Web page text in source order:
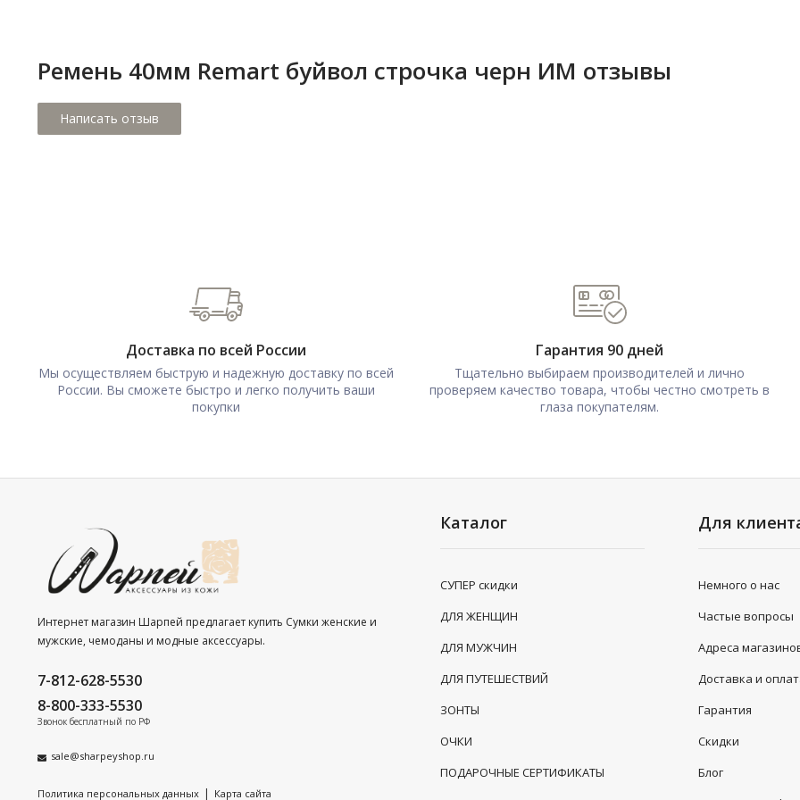
Ремень 40мм Remart буйвол строчка черн ИМ отзывы
Доставка по всей России
Мы осуществляем быструю и надежную доставку по всей
России. Вы сможете быстро и легко получить ваши
покупки
Гарантия 90 дней
Тщательно выбираем производителей и лично
проверяем качество товара, чтобы честно смотреть в
глаза покупателям.
Интернет магазин Шарпей предлагает купить Сумки женские и
мужские, чемоданы и модные аксессуары.
7-812-628-5530
8-800-333-5530
Звонок бесплатный по РФ
sale@sharpeyshop.ru
Политика персональных данных | Карта сайта
Каталог
СУПЕР скидки
ДЛЯ ЖЕНЩИН
ДЛЯ МУЖЧИН
ДЛЯ ПУТЕШЕСТВИЙ
ЗОНТЫ
ОЧКИ
ПОДАРОЧНЫЕ СЕРТИФИКАТЫ
Для
Немного о нас
Частые вопросы
Адреса
Доставка и
Гарантия
Скидки
Блог